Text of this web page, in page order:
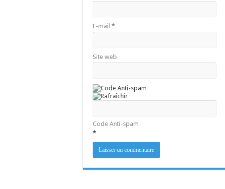
E-mail *
Site web
Code Anti-spam
*